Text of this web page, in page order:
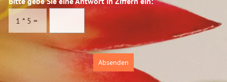
s
c
u
1 * 5 =
Absenden